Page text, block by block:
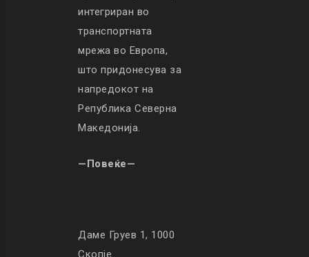
интегриран во
транспортната
мрежа во Европа,
што придонесува за
напредокот на
Република Северна
Македонија.
—Повеќе—
Даме Груев 1, 1000